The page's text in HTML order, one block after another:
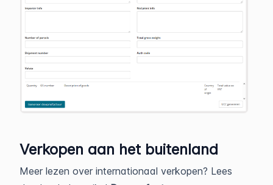
Verkopen aan het buitenland
Meer lezen over internationaal verkopen? Lees